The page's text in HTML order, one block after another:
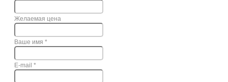
Желаемая цена
Ваше имя *
E-mail *